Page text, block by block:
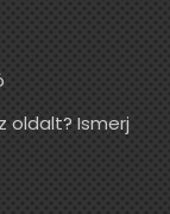
oldalt? Ismerj